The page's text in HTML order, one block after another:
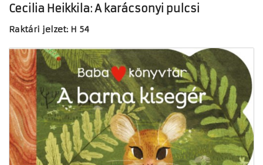
Cecilia Heikkila: A karácsonyi pulcsi
Raktári jelzet: H 54